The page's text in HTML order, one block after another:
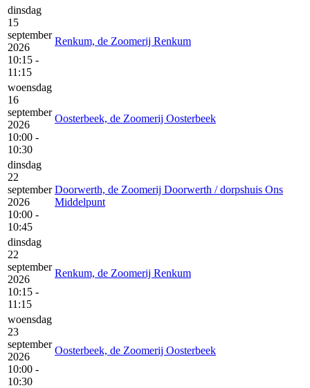
dinsdag
15
september
2026
10:15 -
11:15
Renkum, de Zoomerij Renkum
woensdag
16
september
2026
10:00 -
10:30
Oosterbeek, de Zoomerij Oosterbeek
dinsdag
22
september
2026
10:00 -
10:45
Doorwerth, de Zoomerij Doorwerth / dorpshuis Ons
Middelpunt
dinsdag
22
september
2026
10:15 -
11:15
Renkum, de Zoomerij Renkum
woensdag
23
september
2026
10:00 -
10:30
Oosterbeek, de Zoomerij Oosterbeek